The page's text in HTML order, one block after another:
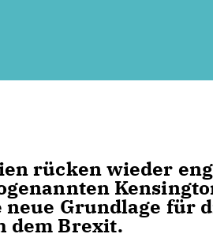
rücken wieder
neue Grundlage für
dem Brexit.